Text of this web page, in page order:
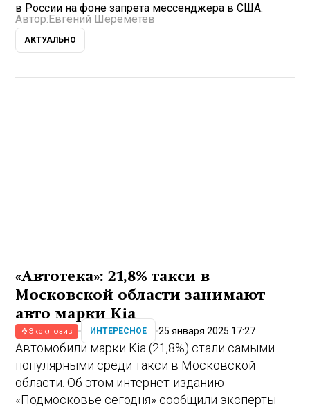
в России на фоне запрета мессенджера в США.
Автор: Евгений Шереметев
АКТУАЛЬНО
«Автотека»: 21,8% такси в
Московской области занимают
авто марки Kia
Эксклюзив ИНТЕРЕСНОЕ 25 января 2025 17:27
Автомобили марки Kia (21,8%) cтали самыми
популярными среди такси в Московской
области. Об этом интернет-изданию
«Подмосковье сегодня» сообщили эксперты